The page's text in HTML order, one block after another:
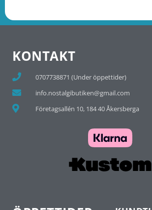
KONTAKT
0707738871 (Under öppettider)
info.nostalgibutiken@gmail.com
Företagsallén 10, 184 40 Åkersberga